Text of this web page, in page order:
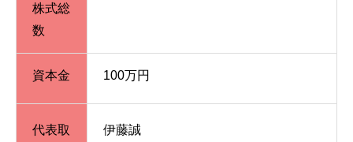
株式総
数
資本金 100万円
代表取
伊藤誠